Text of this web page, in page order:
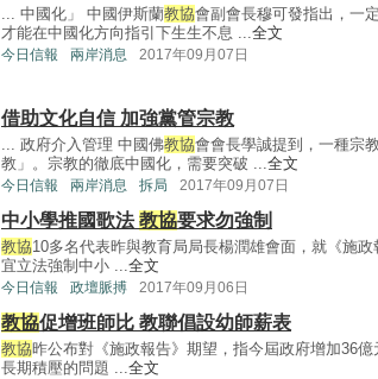
... 中國化」 中國伊斯蘭教協會副會長穆可發指出，一
才能在中國化方向指引下生生不息 ...全文
今日信報 兩岸消息 2017年09月07日
借助文化自信 加強黨管宗教
... 政府介入管理 中國佛教協會會長學誠提到，一種宗
教」。宗教的徹底中國化，需要突破 ...全文
今日信報 兩岸消息 拆局 2017年09月07日
中小學推國歌法教協要求勿強制
教協10多名代表昨與教育局局長楊潤雄會面，就《施
宜立法強制中小 ...全文
今日信報 政壇脈搏 2017年09月06日
教協促增班師比 教聯倡設幼師薪表
教協昨公布對《施政報告》期望，指今屆政府增加36
長期積壓的問題 ...全文